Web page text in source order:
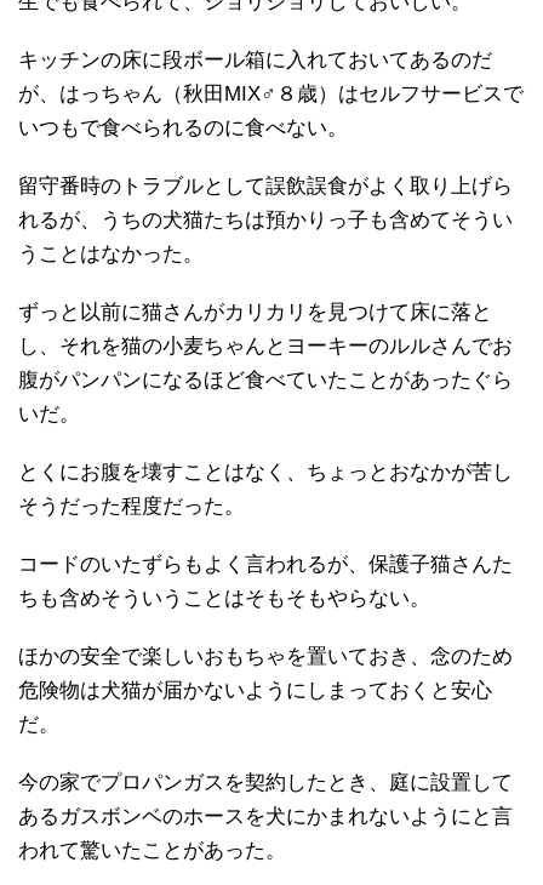
キッチンの床に段ボール箱に入れておいてあるのだ
が、はっちゃん（秋田MIX♂８歳）はセルフサービスで
いつもで食べられるのに食べない。
留守番時のトラブルとして誤飲誤食がよく取り上げら
れるが、うちの犬猫たちは預かりっ子も含めてそうい
うことはなかった。
ずっと以前に猫さんがカリカリを見つけて床に落と
し、それを猫の小麦ちゃんとヨーキーのルルさんでお
腹がパンパンになるほど食べていたことがあったぐら
いだ。
とくにお腹を壊すことはなく、ちょっとおなかが苦し
そうだった程度だった。
コードのいたずらもよく言われるが、保護子猫さんた
ちも含めそういうことはそもそもやらない。
ほかの安全で楽しいおもちゃを置いておき、念のため
危険物は犬猫が届かないようにしまっておくと安心
だ。
今の家でプロパンガスを契約したとき、庭に設置して
あるガスボンベのホースを犬にかまれないようにと言
われて驚いたことがあった。